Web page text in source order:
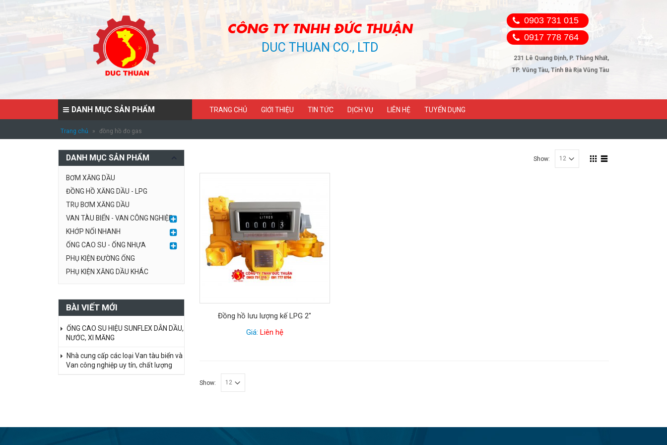
CÔNG TY TNHH ĐỨC THUẬN
DUC THUAN CO., LTD
0903 731 015
0917 778 764
231 Lê Quang Định, P. Thắng Nhất,
TP. Vũng Tàu, Tỉnh Bà Rịa Vũng Tàu
TRANG CHỦ GIỚI THIỆU TIN TỨC DỊCH VỤ LIÊN HỆ TUYỂN DỤNG
Trang chủ » đồng hồ đo gas
DANH MỤC SẢN PHẨM
Show:
Đồng hồ lưu lượng kế LPG 2″
Giá: Liên hệ
Show:
DANH MỤC SẢN PHẨM
BƠM XĂNG DẦU
ĐỒNG HỒ XĂNG DẦU - LPG
TRỤ BƠM XĂNG DẦU
VAN TÀU BIỂN - VAN CÔNG NGHIỆP
KHỚP NỐI NHANH
ỐNG CAO SU - ỐNG NHỰA
PHỤ KIỆN ĐƯỜNG ỐNG
PHỤ KIỆN XĂNG DẦU KHÁC
BÀI VIẾT MỚI
ỐNG CAO SU HIỆU SUNFLEX DẪN DẦU,
NƯỚC, XI MĂNG
Nhà cung cấp các loại Van tàu biển và
Van công nghiệp uy tín, chất lượng